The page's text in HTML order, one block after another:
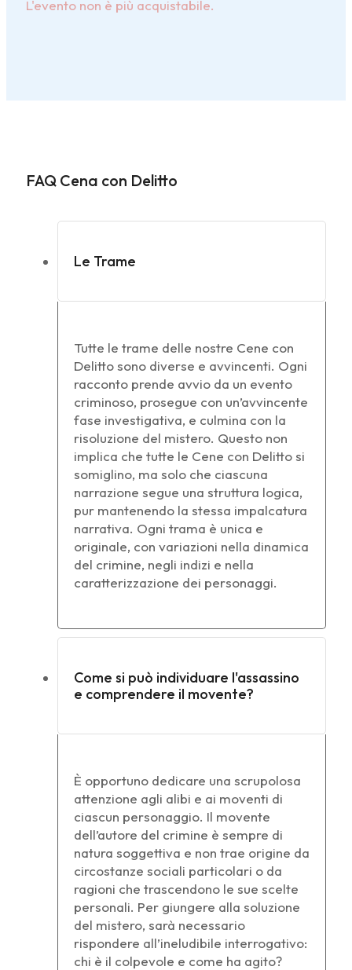
L'evento non è più acquistabile.
FAQ Cena con Delitto
Le Trame
Tutte le trame delle nostre Cene con
Delitto sono diverse e avvincenti. Ogni
racconto prende avvio da un evento
criminoso, prosegue con un’avvincente
fase investigativa, e culmina con la
risoluzione del mistero. Questo non
implica che tutte le Cene con Delitto si
somiglino, ma solo che ciascuna
narrazione segue una struttura logica,
pur mantenendo la stessa impalcatura
narrativa. Ogni trama è unica e
originale, con variazioni nella dinamica
del crimine, negli indizi e nella
caratterizzazione dei personaggi.
Come si può individuare l'assassino
e comprendere il movente?
È opportuno dedicare una scrupolosa
attenzione agli alibi e ai moventi di
ciascun personaggio. Il movente
dell’autore del crimine è sempre di
natura soggettiva e non trae origine da
circostanze sociali particolari o da
ragioni che trascendono le sue scelte
personali. Per giungere alla soluzione
del mistero, sarà necessario
rispondere all’ineludibile interrogativo:
chi è il colpevole e come ha agito?